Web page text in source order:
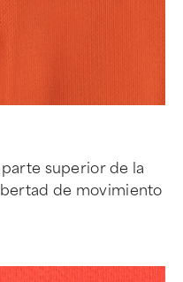
superior de la
de movimiento